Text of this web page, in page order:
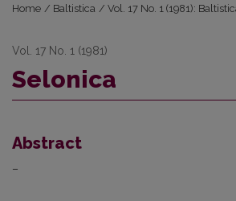
Home / Baltistica / Vol. 17 No. 1 (1981):
Vol. 17 No. 1 (1981)
Selonica
Abstract
–